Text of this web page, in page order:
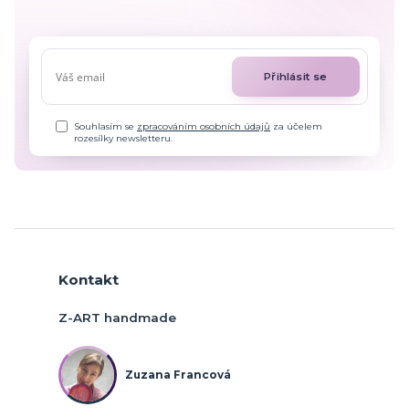
Přihlásit se
Souhlasím se zpracováním osobních údajů za účelem
rozesílky newsletteru.
Kontakt
Z-ART handmade
Zuzana Francová